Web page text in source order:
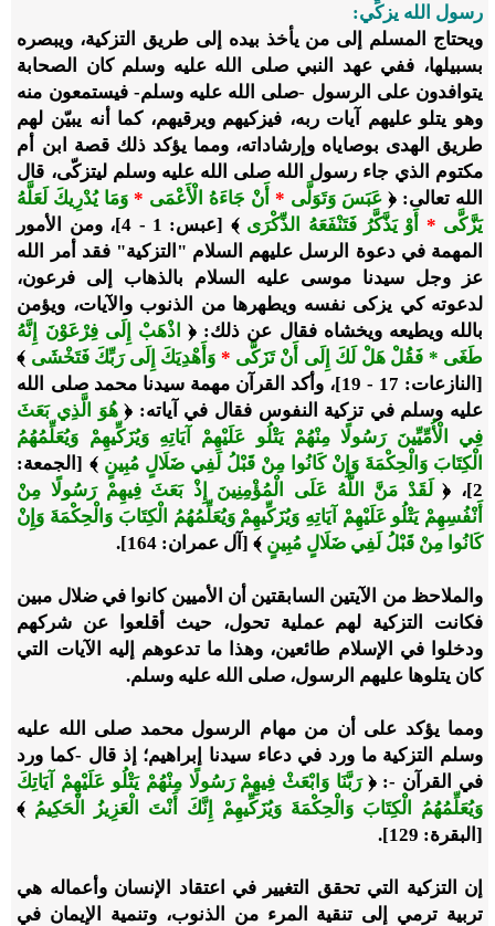
رسول الله يزكِّي:
ويحتاج المسلم إلى من يأخذ بيده إلى طريق التزكية، ويبصره
بسبيلها، ففي عهد النبي صلى الله عليه وسلم كان الصحابة
يتوافدون على الرسول -صلى الله عليه وسلم- فيستمعون منه
وهو يتلو عليهم آيات ربه، فيزكيهم ويرقيهم، كما أنه يبيّن لهم
طريق الهدى بوصاياه وإرشاداته، ومما يؤكد ذلك قصة ابن أم
مكتوم الذي جاء رسول الله صلى الله عليه وسلم ليتزكّى، قال
الله تعالى: ﴿ عَبَسَ وَتَوَلَّى *أَنْ جَاءَهُ الْأَعْمَى *وَمَا يُدْرِيكَ لَعَلَّهُ
يَزَّكَّى * أَوْ يَذَّكَّرُ فَتَنْفَعَهُ الذِّكْرَى
﴾ [عبس: 1 - 4]، ومن الأمور
المهمة في دعوة الرسل عليهم السلام "التزكية" فقد أمر الله
عز وجل سيدنا موسى عليه السلام بالذهاب إلى فرعون،
لدعوته كي يزكى نفسه ويطهرها من الذنوب والآيات، ويؤمن
بالله ويطيعه ويخشاه فقال عن ذلك: ﴿ اذْهَبْ إِلَى فِرْعَوْنَ إِنَّهُ
طَغَى * فَقُلْ هَلْ لَكَ إِلَى أَنْ تَزَكَّى * وَأَهْدِيَكَ إِلَى رَبِّكَ فَتَخْشَى ﴾
[النازعات: 17 - 19]، وأكد القرآن مهمة سيدنا محمد صلى الله
عليه وسلم في تزكية النفوس فقال في آياته: ﴿هُوَ الَّذِي بَعَثَ
فِي الْأُمِّيِّينَ رَسُولًا مِنْهُمْ يَتْلُو عَلَيْهِمْ آيَاتِهِ وَيُزَكِّيهِمْ وَيُعَلِّمُهُمُ
الْكِتَابَ وَالْحِكْمَةَ وَإِنْ كَانُوا مِنْ قَبْلُ لَفِي ضَلَالٍ مُبِينٍ ﴾ [الجمعة:
2]، ﴿
لَقَدْ مَنَّ اللَّهُ عَلَى الْمُؤْمِنِينَ إِذْ بَعَثَ فِيهِمْ رَسُولًا مِنْ
أَنْفُسِهِمْ يَتْلُو عَلَيْهِمْ آيَاتِهِ وَيُزَكِّيهِمْ وَيُعَلِّمُهُمُ الْكِتَابَ وَالْحِكْمَةَ وَإِنْ
كَانُوا مِنْ قَبْلُ لَفِي ضَلَالٍ مُبِينٍ ﴾ [آل عمران: 164].
والملاحظ من الآيتين السابقتين أن الأميين كانوا في ضلال مبين
فكانت التزكية لهم عملية تحول، حيث أقلعوا عن شركهم
ودخلوا في الإسلام طائعين، وهذا ما تدعوهم إليه الآيات التي
كان يتلوها عليهم الرسول، صلى الله عليه وسلم.
ومما يؤكد على أن من مهام الرسول محمد صلى الله عليه
وسلم التزكية ما ورد في دعاء سيدنا إبراهيم؛ إذ قال -كما ورد
في القرآن -: ﴿رَبَّنَا وَابْعَثْ فِيهِمْ رَسُولًا مِنْهُمْ يَتْلُو عَلَيْهِمْ آيَاتِكَ
وَيُعَلِّمُهُمُ الْكِتَابَ وَالْحِكْمَةَ وَيُزَكِّيهِمْ إِنَّكَ أَنْتَ الْعَزِيزُ الْحَكِيمُ ﴾
[البقرة: 129].
إن التزكية التي تحقق التغيير في اعتقاد الإنسان وأعماله هي
تربية ترمي إلى تنقية المرء من الذنوب، وتنمية الإيمان في